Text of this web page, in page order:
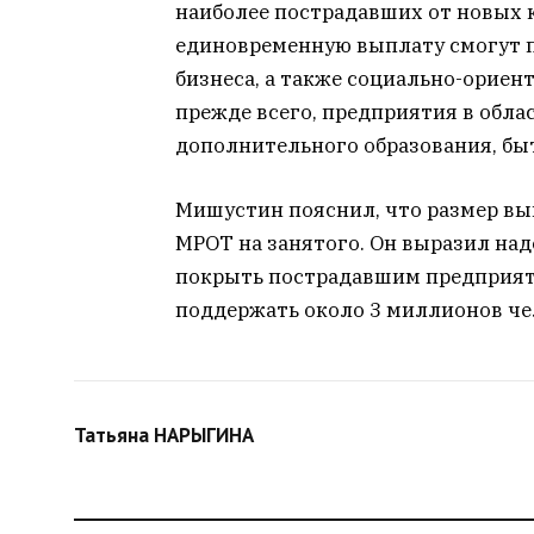
наиболее пострадавших от новых
единовременную выплату смогут
бизнеса, а также социально-
прежде всего, предприятия в
дополнительного образования,
Мишустин пояснил, что размер
МРОТ на занятого. Он выразил
покрыть пострадавшим
поддержать около 3 миллионов
Татьяна НАРЫГИНА